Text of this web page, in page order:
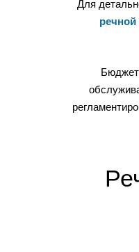
Для
речной
Бюджет